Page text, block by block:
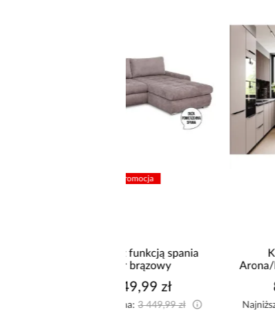
Kuchnia narożna
Arona/Monza 375x325x225
8 999,10 zł
Najniższa cena:
9 999,00 zł